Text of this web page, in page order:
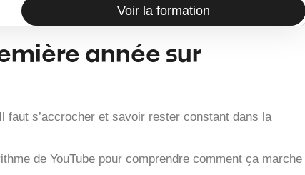
Voir la formation
année sur
faut s’accrocher et savoir rester constant dans la
de YouTube pour comprendre comment ça marche